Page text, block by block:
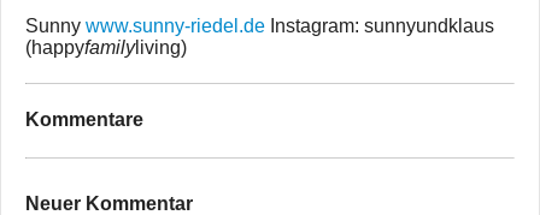
Sunny www.sunny-riedel.de Instagram: sunnyundklaus
(happyfamilyliving)
Kommentare
Neuer Kommentar